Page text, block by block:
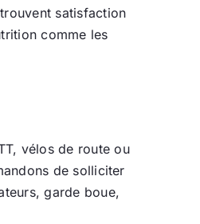
satisfaction
comme les
vélos de route ou
de solliciter
garde boue,